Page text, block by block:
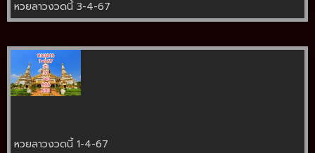
หวยลาวงวดนี้ 3-4-67
หวยลาวงวดนี้ 1-4-67